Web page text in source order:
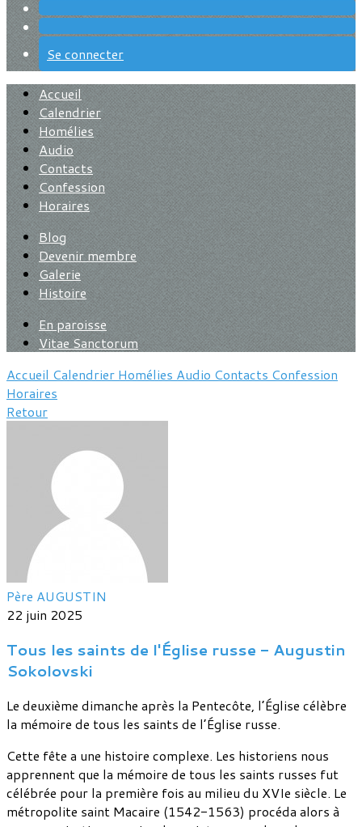
Se connecter
Accueil
Calendrier
Homélies
Audio
Contacts
Confession
Horaires
Blog
Devenir membre
Galerie
Histoire
En paroisse
Vitae Sanctorum
Accueil Calendrier Homélies Audio Contacts Confession
Horaires
Retour
Père AUGUSTIN
22 juin 2025
Tous les saints de l'Église russe - Augustin
Sokolovski
Le deuxième dimanche après la Pentecôte, l’Église célèbre
la mémoire de tous les saints de l’Église russe.
Cette fête a une histoire complexe. Les historiens nous
apprennent que la mémoire de tous les saints russes fut
célébrée pour la première fois au milieu du XVIe siècle. Le
métropolite saint Macaire (1542-1563) procéda alors à